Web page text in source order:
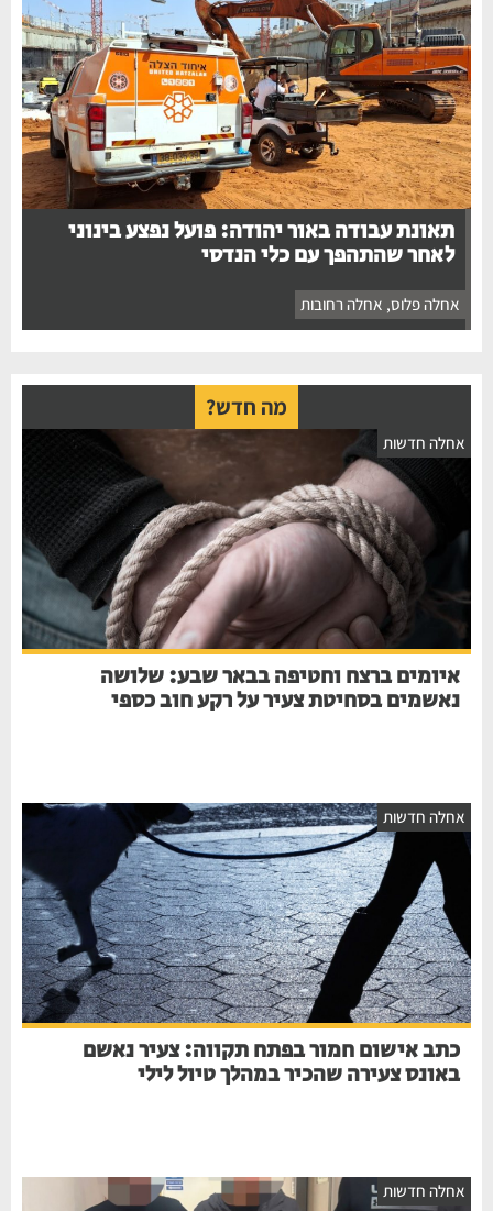
תאונת עבודה באור יהודה: פועל נפצע בינוני
לאחר שהתהפך עם כלי הנדסי
אחלה פלוס, אחלה רחובות
מה חדש?
אחלה חדשות
איומים ברצח וחטיפה בבאר שבע: שלושה
נאשמים בסחיטת צעיר על רקע חוב כספי
אחלה חדשות
כתב אישום חמור בפתח תקווה: צעיר נאשם
באונס צעירה שהכיר במהלך טיול לילי
אחלה חדשות